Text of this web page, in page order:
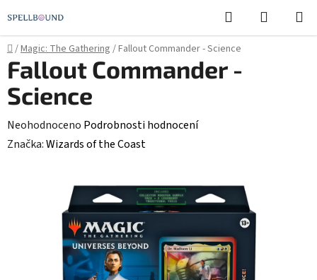
na
obsah
Hledat
KOŠÍK
Domů
/Magic: The Gathering /Fallout Commander - Science
Fallout Commander -
Science
Průměrné
hodnocení
Neohodnoceno Podrobnosti hodnocení
Značka:Wizards of the Coast